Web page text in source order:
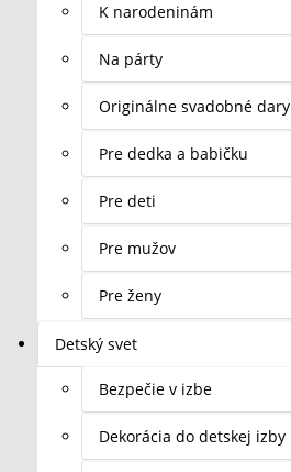
K narodeninám
Na párty
Originálne svadobné dary
Pre dedka a babičku
Pre deti
Pre mužov
Pre ženy
Detský svet
Bezpečie v izbe
Dekorácia do detskej izby